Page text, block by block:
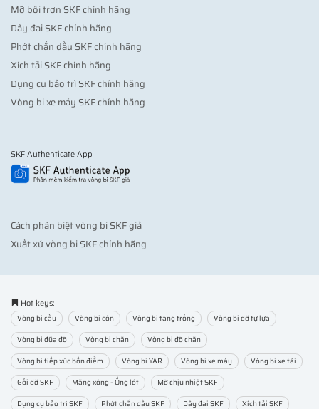
Mỡ bôi trơn SKF chính hãng
Dây đai SKF chính hãng
Phớt chắn dầu SKF chính hãng
Xích tải SKF chính hãng
Dụng cụ bảo trì SKF chính hãng
Vòng bi xe máy SKF chính hãng
SKF Authenticate App
Cách phân biệt vòng bi SKF giả
Xuất xứ vòng bi SKF chính hãng
Hot keys:
Vòng bi cầu Vòng bi côn Vòng bi tang trống
Vòng bi đỡ tự lựa
Vòng bi đũa đỡ
Vòng bi chặn
Vòng bi đỡ chặn
Vòng bi tiếp xúc bốn điểm
Vòng bi YAR Vòng bi xe máy
Vòng bi xe tải
Gối đỡ SKF
Măng xông - Ống lót
Mỡ chịu nhiệt SKF
Dụng cụ bảo trì SKF
Phớt chắn dầu SKF Dây đai SKF Xích tải SKF